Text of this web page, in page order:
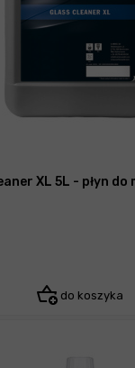
XL 5L - płyn do
do koszyka